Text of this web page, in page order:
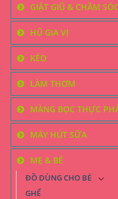
GIẶT GIŨ & CHĂM
HŨ GIA VỊ
KÉO
LÀM THƠM
MÀNG BỌC THỰC
MÁY HÚT SỮA
MẸ & BÉ
ĐỒ DÙNG CHO BÉ
GHẾ